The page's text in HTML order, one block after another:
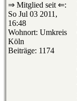
⇒ Mitglied seit ⇐:
So Jul 03 2011,
16:48
Wohnort: Umkreis
Köln
Beiträge: 1174